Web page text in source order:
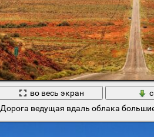
во весь экран
Дорога ведущая вдаль облака